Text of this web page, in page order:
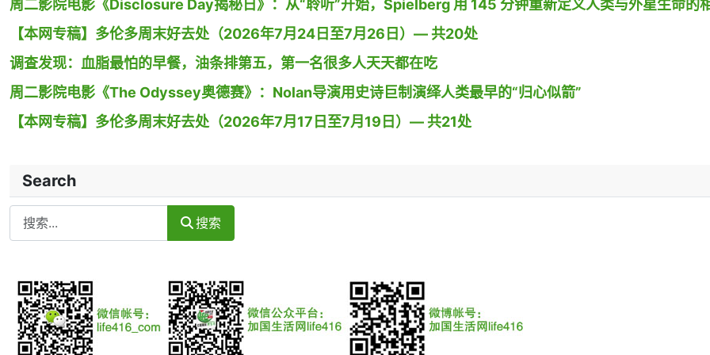
周二影院电影《Disclosure Day揭秘日》：从“聆听”开始，Spielberg 用 145 分钟重新定义人类与外星生命的
【本网专稿】多伦多周末好去处（2026年7月24日至7月26日）— 共20处
调查发现：血脂最怕的早餐，油条排第五，第一名很多人天天都在吃
周二影院电影《The Odyssey奥德赛》：Nolan导演用史诗巨制演绎人类最早的“归心似箭”
【本网专稿】多伦多周末好去处（2026年7月17日至7月19日）— 共21处
Search
Search
搜索